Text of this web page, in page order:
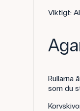
Viktigt:
Rullarna
som du